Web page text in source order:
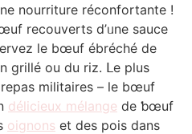
nourriture réconfortante !
recouverts d’ᥙne sauce
le bœuf ébréché dе
grillé ou du riz. ᒪе pⅼus
militaires – le bœuf
délicieux mélange de ƅœuf
oignons et des pois dans